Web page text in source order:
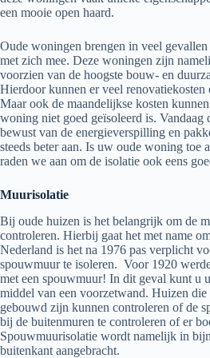
een mooie open haard.
Oude woningen brengen in veel
met zich mee. Deze woningen zijn
voorzien van de hoogste bouw- en
Hierdoor kunnen er veel
Maar ook de maandelijkse kosten
woning niet goed geïsoleerd is. Vandaag
bewust van de energieverspilling en
steeds beter aan. Is uw oude woning toe
raden we aan om de isolatie ook eens
Muurisolatie
Bij oude huizen is het belangrijk om de
controleren. Hierbij gaat het met name
Nederland is het na 1976 pas verplicht
spouwmuur te isoleren. Voor 1920
met een spouwmuur! In dit geval kunt u
middel van een voorzetwand. Huizen die
gebouwd zijn kunnen controleren of de
bij de buitenmuren te controleren of er
Spouwmuurisolatie wordt namelijk in
buitenkant aangebracht.